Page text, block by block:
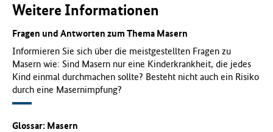
u
f
ü
r
G
e
n
Weitere Informationen
Fragen und Antworten zum Thema Masern
Informieren Sie sich über die meistgestellten Fragen zu
Masern wie: Sind Masern nur eine Kinderkrankheit, die jedes
Kind einmal durchmachen sollte? Besteht nicht auch ein Risiko
durch eine Masernimpfung?
Glossar: Masern